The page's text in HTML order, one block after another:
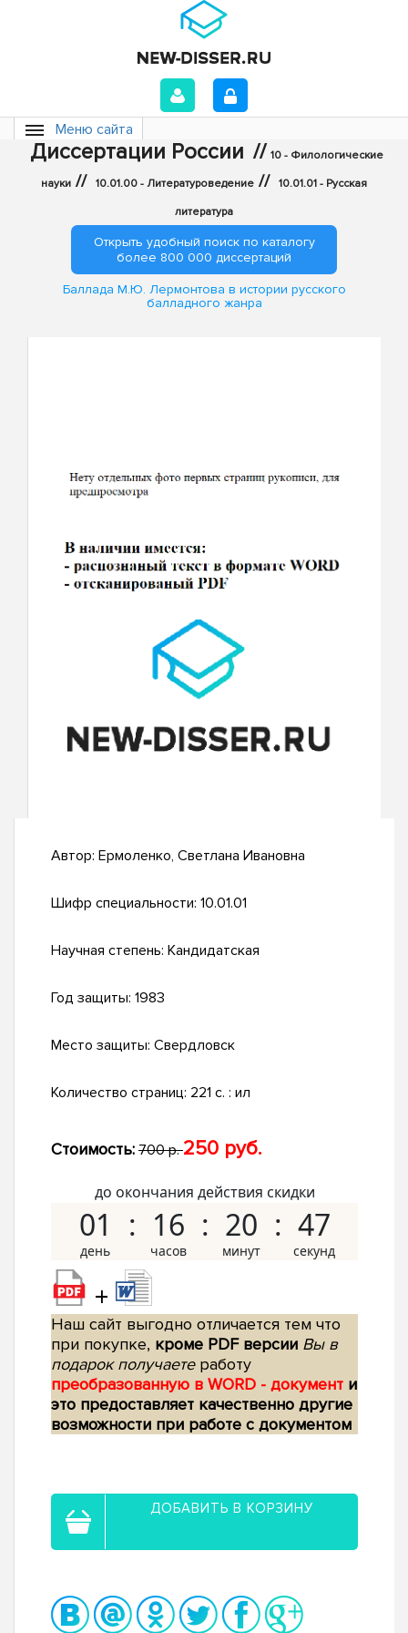
Меню сайта
Диссертации России // 10 - Филологические
науки // 10.01.00 - Литературоведение // 10.01.01 - Русская
литература
Открыть удобный поиск по каталогу
более 800 000 диссертаций
Баллада М.Ю. Лермонтова в истории русского
балладного жанра
Автор: Ермоленко, Светлана Ивановна
Шифр специальности: 10.01.01
Научная степень: Кандидатская
Год защиты: 1983
Место защиты: Свердловск
Количество страниц: 221 c. : ил
Стоимость: 700 р.250 руб.
до окончания действия скидки
01 16 20 46
+
Наш сайт выгодно отличается тем что
при покупке, кроме PDF версии Вы в
подарок получаетеработу
преобразованную в WORD - документ и
это предоставляет качественно другие
возможности при работе с документом
ДОБАВИТЬ В КОРЗИНУ